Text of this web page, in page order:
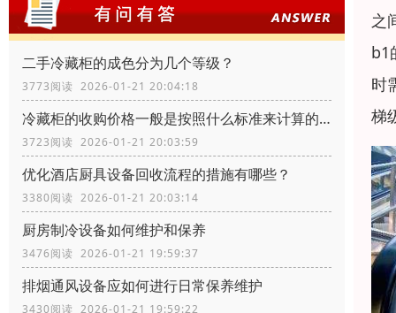
二手冷藏柜的成色分为几个等级？
3773阅读 2026-01-21 20:04:18
冷藏柜的收购价格一般是按照什么标准来计算的？
3723阅读 2026-01-21 20:03:59
优化酒店厨具设备回收流程的措施有哪些？
3380阅读 2026-01-21 20:03:14
厨房制冷设备如何维护和保养
3476阅读 2026-01-21 19:59:37
排烟通风设备应如何进行日常保养维护
3430阅读 2026-01-21 19:59:22
之
b1
时
梯